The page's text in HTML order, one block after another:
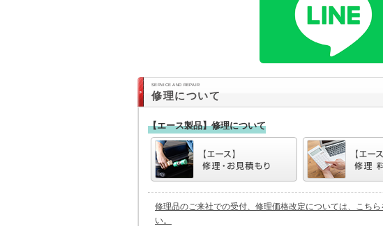
SERVICE AND REPAIR
修理について
【エース製品】修理について
修理品のご来社での受付、修理価格改定については、こちら
い。